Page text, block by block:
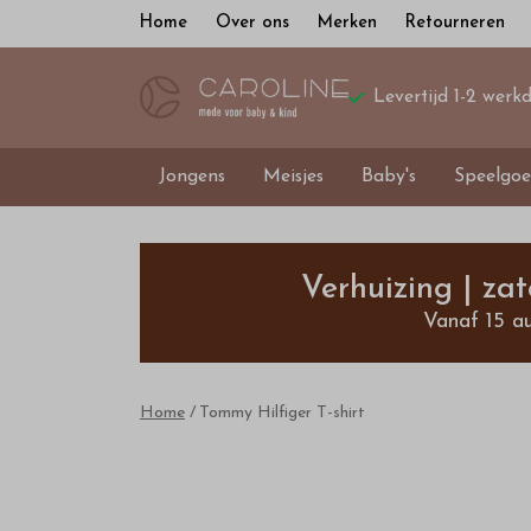
Home Over ons Merken Retourneren
Levertijd 1-2
Jongens Meisjes Baby's
Tommy
Verhuizing |
Vanaf 15
Home Tommy Hilfiger T-shirt